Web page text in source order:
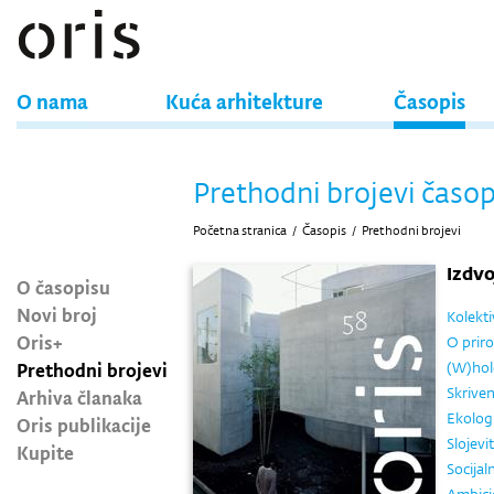
O nama Kuća arhitekture Časopis
O časopisu
Novi broj
Oris+
Prethodni brojevi
Arhiva članaka
Oris publikacije
Kupite
Prethodni brojevi
Početna stranica / Časopis / Prethodni brojevi
O